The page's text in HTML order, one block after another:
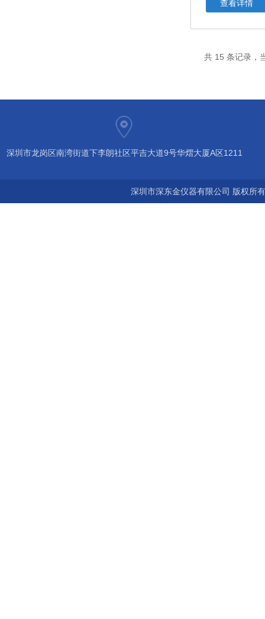
查看详情
共 15 条记录
深圳市龙岗区南湾街道下李朗社区平吉大道9号华熠大厦A区1211
深圳市深东金仪器有限公司 版权所